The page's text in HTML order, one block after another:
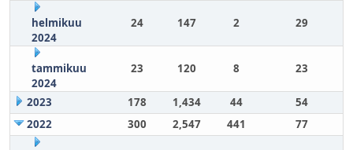
helmikuu
2024
24 147 2 29
tammikuu
2024
23 120 8 23
2023 178 1,434 44
54
2022
300 2,547 441 77